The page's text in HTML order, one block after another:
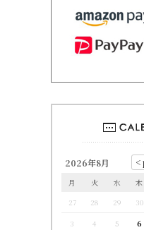
2026年8月
月 火 水 木
27
28 29 30
3
4 5 6